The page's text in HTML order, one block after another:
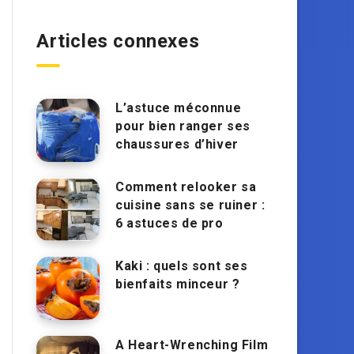
Articles connexes
L’astuce méconnue
pour bien ranger ses
chaussures d’hiver
Comment relooker sa
cuisine sans se ruiner :
6 astuces de pro
Kaki : quels sont ses
bienfaits minceur ?
A Heart-Wrenching Film